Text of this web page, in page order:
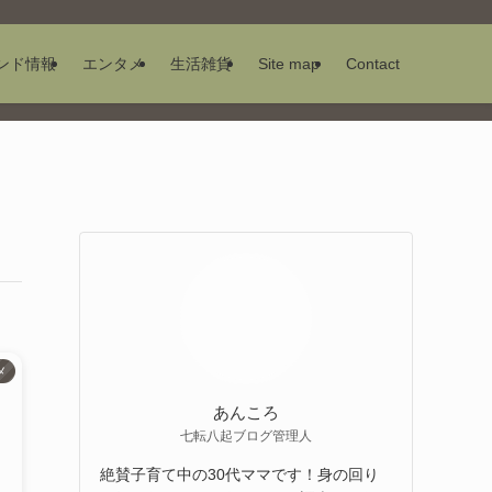
ド情報 エンタメ 生活雑貨 Site map Contact
あんころ
七転八起ブログ管理人
絶賛子育て中の30代ママです！身の回り